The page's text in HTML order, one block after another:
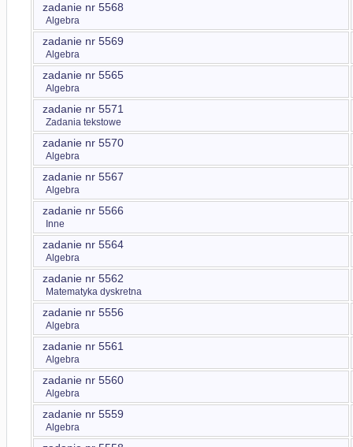
zadanie nr 5568
Algebra
zadanie nr 5569
Algebra
zadanie nr 5565
Algebra
zadanie nr 5571
Zadania tekstowe
zadanie nr 5570
Algebra
zadanie nr 5567
Algebra
zadanie nr 5566
Inne
zadanie nr 5564
Algebra
zadanie nr 5562
Matematyka dyskretna
zadanie nr 5556
Algebra
zadanie nr 5561
Algebra
zadanie nr 5560
Algebra
zadanie nr 5559
Algebra